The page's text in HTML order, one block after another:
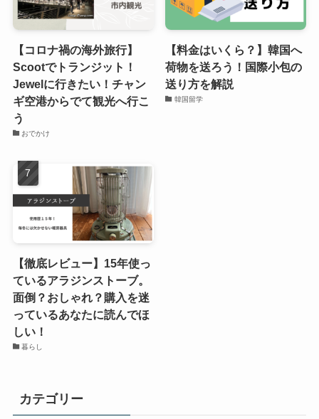
【コロナ禍の海外旅行】
Scootでトランジット！
Jewelに行きたい！チャン
ギ空港からでて観光へ行こ
う
おでかけ
【料金はいくら？】韓国へ
荷物を送ろう！国際小包の
送り方を解説
韓国留学
【徹底レビュー】15年使っ
ているアラジンストーブ。
面倒？おしゃれ？購入を迷
っているあなたに読んでほ
しい！
暮らし
カテゴリー